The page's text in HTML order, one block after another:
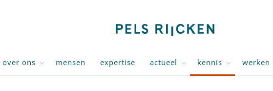
over ons mensen expertise actueel kennis werken